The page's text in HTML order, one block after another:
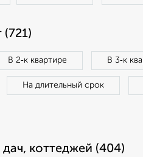
В 2‑к квартире В 3‑к
На длительный срок
коттеджей (404)